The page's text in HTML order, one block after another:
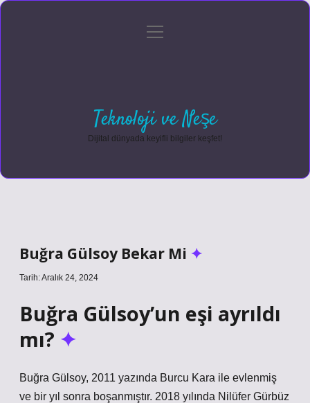
Gizlilik Politikası
menüyü
Teknoloji ve Neşe
Dijital dünyada keyifli bilgiler keşfet!
Buğra Gülsoy Bekar Mi
Tarih: Aralık 24, 2024
Buğra Gülsoy’un eşi ayrıldı
mı?
Buğra Gülsoy, 2011 yazında Burcu Kara ile evlenmiş
ve bir yıl sonra boşanmıştır. 2018 yılında Nilüfer Gürbüz